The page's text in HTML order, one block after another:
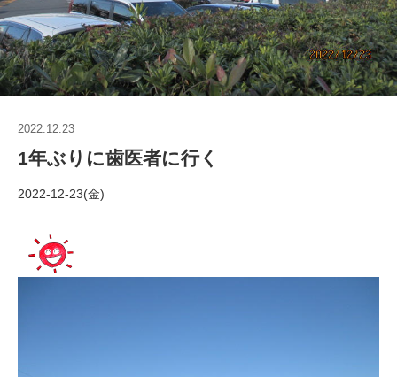
2022.12.23
1年ぶりに歯医者に行く
2022-12-23(金)